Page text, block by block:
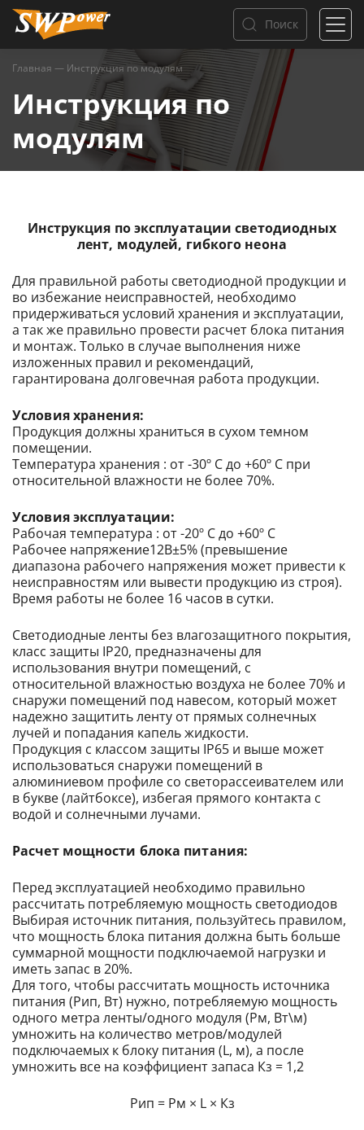
Поиск
Главная — Инструкция по модулям
Инструкция по
модулям
Инструкция по эксплуатации светодиодных
лент, модулей, гибкого неона
Для правильной работы светодиодной продукции и
во избежание неисправностей, необходимо
придерживаться условий хранения и эксплуатации,
а так же правильно провести расчет блока питания
и монтаж. Только в случае выполнения ниже
изложенных правил и рекомендаций,
гарантирована долговечная работа продукции.
Условия хранения:
Продукция должны храниться в сухом темном
помещении.
Температура хранения : от -30º С до +60º С при
относительной влажности не более 70%.
Условия эксплуатации:
Рабочая температура : от -20º С до +60º С
Рабочее напряжение12В±5% (превышение
диапазона рабочего напряжения может привести к
неисправностям или вывести продукцию из строя).
Время работы не более 16 часов в сутки.
Светодиодные ленты без влагозащитного покрытия,
класс защиты IP20, предназначены для
использования внутри помещений, с
относительной влажностью воздуха не более 70% и
снаружи помещений под навесом, который может
надежно защитить ленту от прямых солнечных
лучей и попадания капель жидкости.
Продукция с классом защиты IP65 и выше может
использоваться снаружи помещений в
алюминиевом профиле со светорассеивателем или
в букве (лайтбоксе), избегая прямого контакта с
водой и солнечными лучами.
Расчет мощности блока питания:
Перед эксплуатацией необходимо правильно
рассчитать потребляемую мощность светодиодов
Выбирая источник питания, пользуйтесь правилом,
что мощность блока питания должна быть больше
суммарной мощности подключаемой нагрузки и
иметь запас в 20%.
Для того, чтобы рассчитать мощность источника
питания (Рип, Вт) нужно, потребляемую мощность
одного метра ленты/одного модуля (Pм, Вт\м)
умножить на количество метров/модулей
подключаемых к блоку питания (L, м), а после
умножить все на коэффициент запаса Кз = 1,2
Рип = Pм × L × Кз